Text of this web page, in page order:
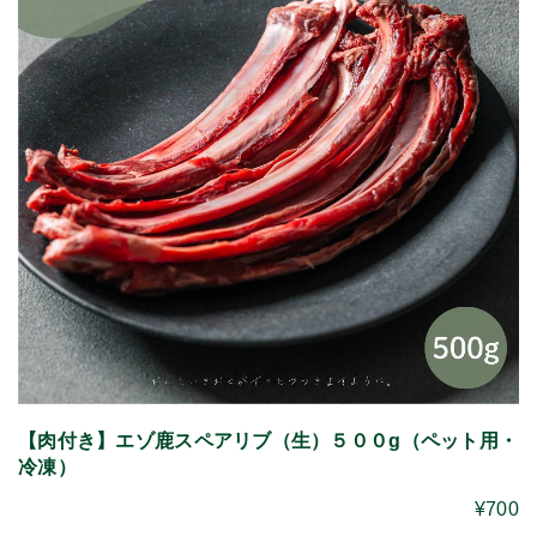
【肉付き】エゾ鹿スペアリブ（生）５００g（ペット用・
冷凍）
¥700